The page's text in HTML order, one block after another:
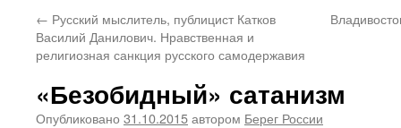
← Русский мыслитель, публицист Катков
Василий Данилович. Нравственная и
религиозная санкция русского самодержавия
«Безобидный» сатанизм
Опубликовано 31.10.2015автором Берег России